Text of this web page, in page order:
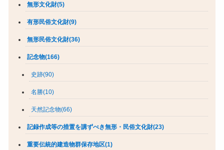
無形文化財(5)
有形民俗文化財(9)
無形民俗文化財(36)
記念物(166)
史跡(90)
名勝(10)
天然記念物(66)
記録作成等の措置を講ずべき無形・民俗文化財(23)
重要伝統的建造物群保存地区(1)